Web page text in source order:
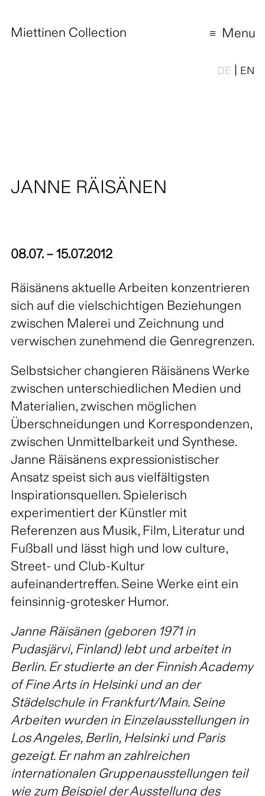
Miettinen Collection
Menu
DE EN
JANNE RÄISÄNEN
08.07. – 15.07.2012
Räisänens aktuelle Arbeiten konzentrieren
sich auf die vielschichtigen Beziehungen
zwischen Malerei und Zeichnung und
verwischen zunehmend die Genregrenzen.
Selbstsicher changieren Räisänens Werke
zwischen unterschiedlichen Medien und
Materialien, zwischen möglichen
Überschneidungen und Korrespondenzen,
zwischen Unmittelbarkeit und Synthese.
Janne Räisänens expressionistischer
Ansatz speist sich aus vielfältigsten
Inspirationsquellen. Spielerisch
experimentiert der Künstler mit
Referenzen aus Musik, Film, Literatur und
Fußball und lässt high und low culture,
Street- und Club-Kultur
aufeinandertreffen. Seine Werke eint ein
feinsinnig-grotesker Humor.
Janne Räisänen (geboren 1971 in
Pudasjärvi, Finland) lebt und arbeitet in
Berlin. Er studierte an der Finnish Academy
of Fine Arts in Helsinki und an der
Städelschule in Frankfurt/Main. Seine
Arbeiten wurden in Einzelausstellungen in
Los Angeles, Berlin, Helsinki und Paris
gezeigt. Er nahm an zahlreichen
internationalen Gruppenausstellungen teil
wie zum Beispiel der Ausstellung des